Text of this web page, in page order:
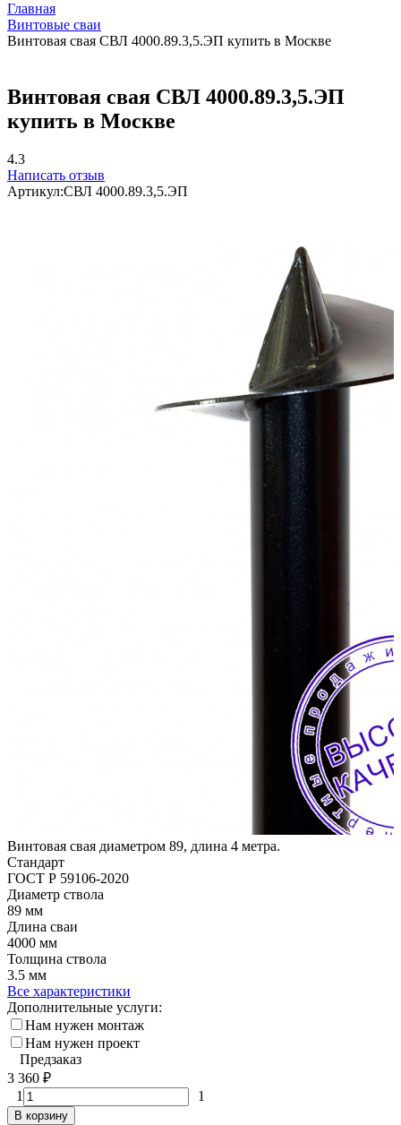
Главная
Винтовые сваи
Винтовая свая СВЛ 4000.89.3,5.ЭП купить в Москве
Винтовая свая СВЛ 4000.89.3,5.ЭП
купить в Москве
4.3
Написать отзыв
Артикул:СВЛ 4000.89.3,5.ЭП
Винтовая свая диаметром 89, длина 4 метра.
Стандарт
ГОСТ Р 59106-2020
Диаметр ствола
89 мм
Длина сваи
4000 мм
Толщина ствола
3.5 мм
Все характеристики
Дополнительные услуги:
Нам нужен монтаж
Нам нужен проект
Предзаказ
3 360 ₽
1
1
В корзину